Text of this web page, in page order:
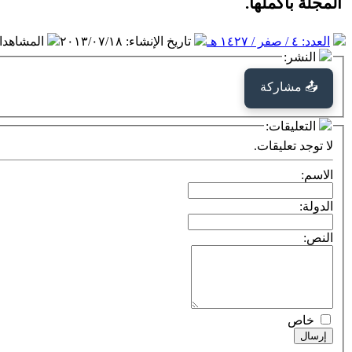
العدد: ٤ / صفر / ١٤٢٧ هـ تاريخ الإنشاء: ٢٠١٣/٠٧/١٨
النشر:
📤 مشاركة
التعليقات:
لا توجد تعليقات.
الاسم:
الدولة:
النص:
خاص
إرسال